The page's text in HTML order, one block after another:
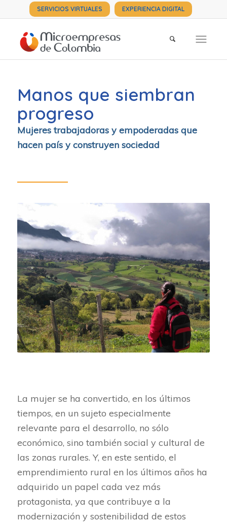
SERVICIOS VIRTUALES EXPERIENCIA DIGITAL
Manos que siembran
progreso
Mujeres trabajadoras y empoderadas que
hacen país y construyen sociedad
La mujer se ha convertido, en los últimos
tiempos, en un sujeto especialmente
relevante para el desarrollo, no sólo
económico, sino también social y cultural de
las zonas rurales. Y, en este sentido, el
emprendimiento rural en los últimos años ha
adquirido un papel cada vez más
protagonista, ya que contribuye a la
modernización y sostenibilidad de estos